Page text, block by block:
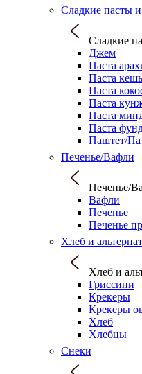
Сладкие пасты
Сладкие
Джем
Паста
Паста
Паста
Паста
Паста
Паста
Паштет/
Печенье/Вафли
Печенье/
Вафли
Печенье
Печенье
Хлеб и
Хлеб и
Гриссини
Крекеры
Крекеры
Хлеб
Хлебцы
Снеки